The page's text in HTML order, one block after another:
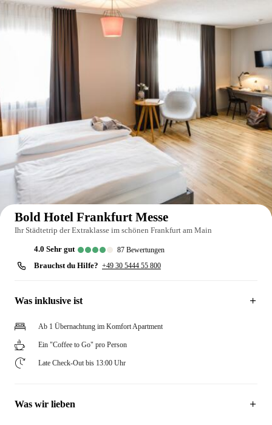
Auf der Karte anzeigen
Bold Hotel Frankfurt Messe
Ihr Städtetrip der Extraklasse im schönen Frankfurt am Main
4.0 sehr gut 87 Bewertungen
Brauchst du Hilfe? +49 30 5444 55 800
Was inklusive ist
Ab 1 Übernachtung im Komfort Apartment
Ein "Coffee to Go" pro Person
Late Check-Out bis 13:00 Uhr
Was wir lieben